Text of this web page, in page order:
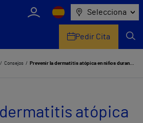
Selecciona
Pedir Cita
Consejos Prevenir la dermatitis atópica en niños durante la primavera
atópica